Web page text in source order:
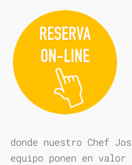
donde nuestro Chef
equipo ponen en